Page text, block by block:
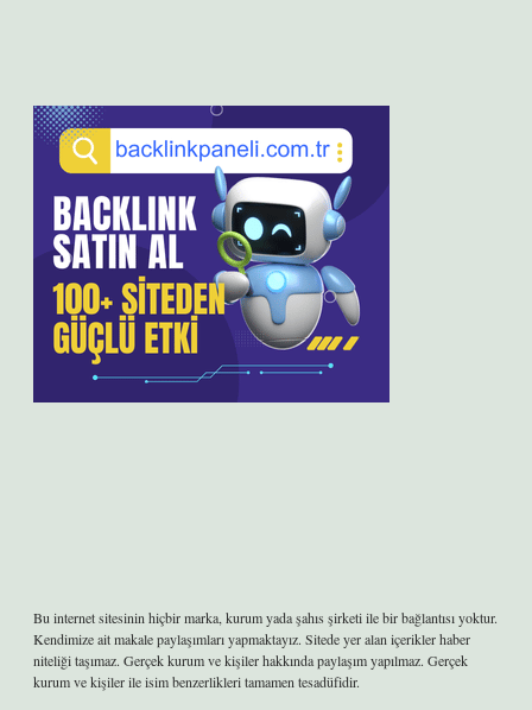
Bu internet sitesinin hiçbir marka, kurum yada şahıs şirketi ile bir bağlantısı yoktur.
Kendimize ait makale paylaşımları yapmaktayız. Sitede yer alan içerikler haber
niteliği taşımaz. Gerçek kurum ve kişiler hakkında paylaşım yapılmaz. Gerçek
kurum ve kişiler ile isim benzerlikleri tamamen tesadüfidir.